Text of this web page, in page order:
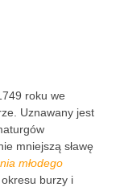
roku we
Uznawany jest
mniejszą sławę
młodego
okresu burzy i